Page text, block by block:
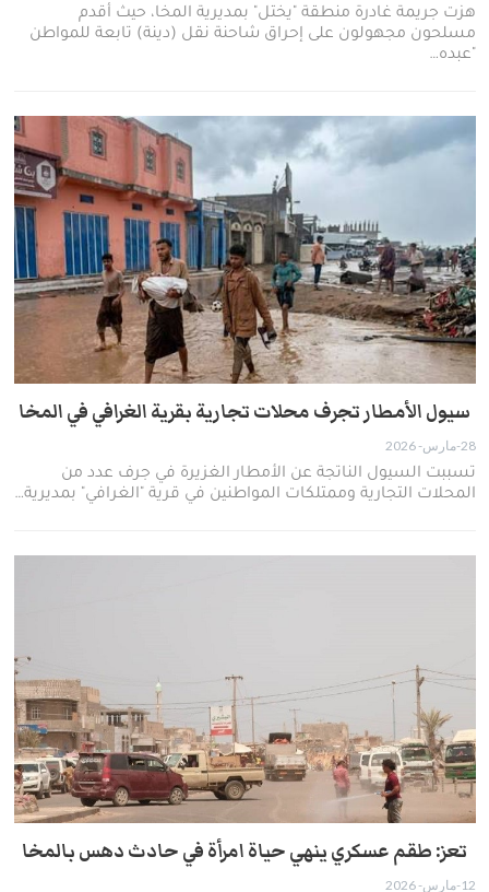
هزت جريمة غادرة منطقة "يختل" بمديرية المخا، حيث أقدم
مسلحون مجهولون على إحراق شاحنة نقل (دينة) تابعة للمواطن
"عبده…
سيول الأمطار تجرف محلات تجارية بقرية الغرافي في المخا
28-مارس- 2026
تسببت السيول الناتجة عن الأمطار الغزيرة في جرف عدد من
المحلات التجارية وممتلكات المواطنين في قرية "الغرافي" بمديرية…
تعز: طقم عسكري ينهي حياة امرأة في حادث دهس بالمخا
12-مارس- 2026